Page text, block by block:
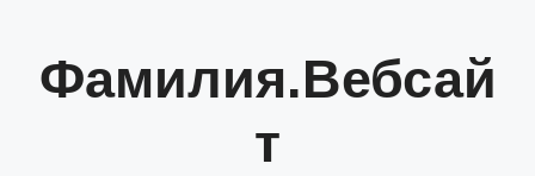
содержимому
Фамилия.Вебсай
т